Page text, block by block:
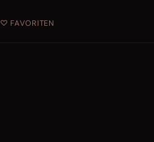
♡ FAVORITEN